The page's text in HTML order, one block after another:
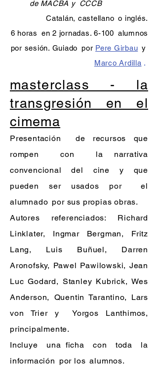
de MACBA y CCCB
Catalán, castellano o inglés.
6 horas en 2 jornadas. 6-100 alumnos
por sesión. Guiado por Pere Girbau y
Marco Ardilla .
masterclass - la
transgresión en el
cimema
Presentación
de recursos que
rompen
con
la narrativa
convencional del cine y que
pueden ser usados por
el
alumnado por sus propias obras.
Autores referenciados: Richard
Linklater, Ingmar Bergman, Fritz
Lang, Luis Buñuel, Darren
Aronofsky, Pawel Pawilowski, Jean
Luc Godard, Stanley Kubrick, Wes
Anderson, Quentin Tarantino, Lars
von Trier y
Yorgos Lanthimos,
principalmente.
Incluye
una ficha con toda
la
información por los alumnos.